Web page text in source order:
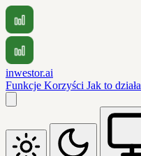
inwestor.ai
Funkcje Korzyści Jak to działa